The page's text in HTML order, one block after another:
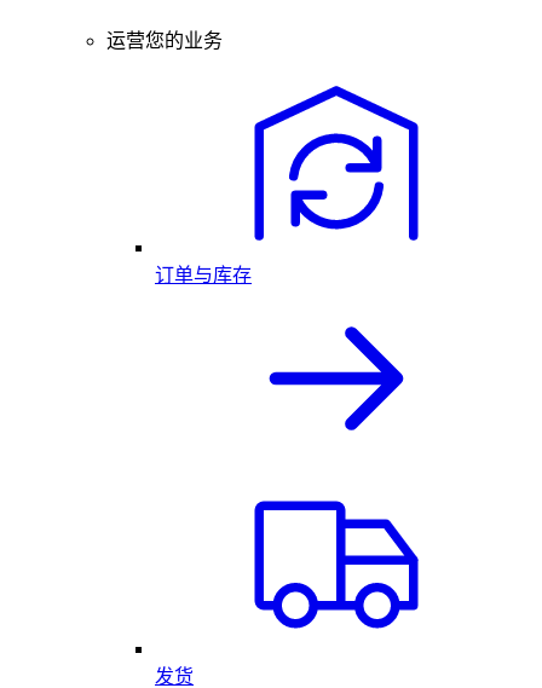
运营您的业务
订单与库存
发货